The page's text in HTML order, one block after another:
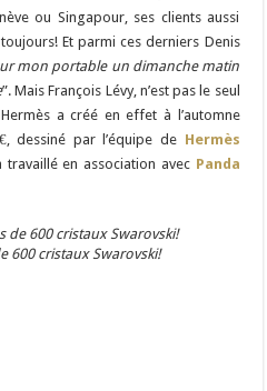
ou Singapour, ses clients aussi
Et parmi ces derniers Denis
mon portable un dimanche matin
”. Mais François Lévy, n’est pas le seul
a créé en effet à l’automne
dessiné par l’équipe de Hermès
travaillé en association avec Panda
600 cristaux Swarovski!